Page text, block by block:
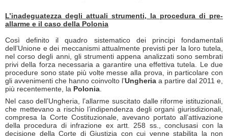
L’inadeguatezza degli attuali strumenti, la procedura di pre-
allarme e il caso della Polonia
Così definito il quadro sistematico dei principi fondamentali
dell’Unione e dei meccanismi attualmente previsti per la loro tutela,
nel corso degli anni, gli strumenti appena analizzati sono sembrati
privi della forza necessaria a garantire una effettiva tutela. Le due
procedure sono state più volte messe alla prova, in particolare con
gli avvenimenti che hanno coinvolto l’Ungheria a partire dal 2011 e,
più recentemente, la Polonia
Nel caso dell’Ungheria, l’allarme suscitato dalle riforme istituzionali,
che mettevano a rischio l’indipendenza degli organi giurisdizionali,
compresa la Corte Costituzionale, avevano portato all’attivazione
della procedura di infrazione ex artt. 258 ss., conclusasi con la
decisione della Corte di Giustizia con cui venne stabilita la non